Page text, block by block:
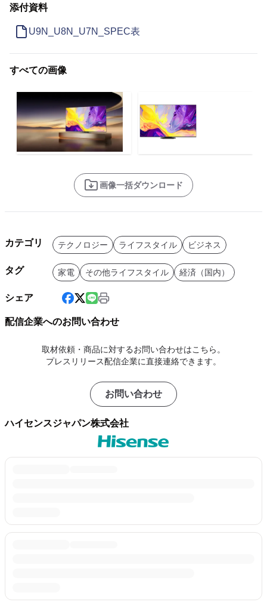
添付資料
U9N_U8N_U7N_SPEC表
すべての画像
画像一括ダウンロード
カテゴリ テクノロジー ライフスタイル ビジネス
タグ 家電 その他ライフスタイル 経済（国内）
シェア
配信企業へのお問い合わせ
取材依頼・商品に対するお問い合わせはこちら。
プレスリリース配信企業に直接連絡できます。
お問い合わせ
ハイセンスジャパン株式会社